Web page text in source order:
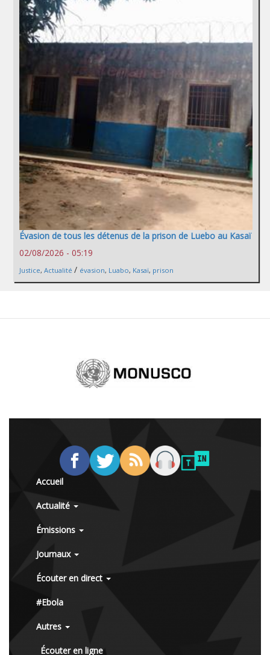
Évasion de tous les détenus de la prison de Luebo au Kasaï
02/08/2026 - 05:19
Justice, Actualité / évasion, Luabo, Kasaï, prison
Accueil
Actualité
Émissions
Journaux
Écouter en direct
#Ebola
Autres
Écouter en ligne